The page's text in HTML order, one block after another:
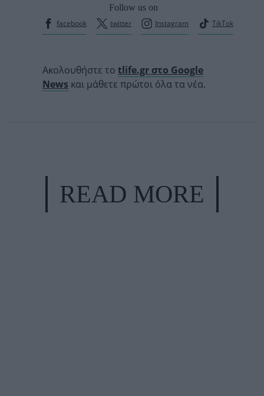
Follow us on
facebook
twitter Instagram TikTok
Ακολουθήστε το tlife.gr στο Google
News και μάθετε πρώτοι όλα τα νέα.
READ MORE